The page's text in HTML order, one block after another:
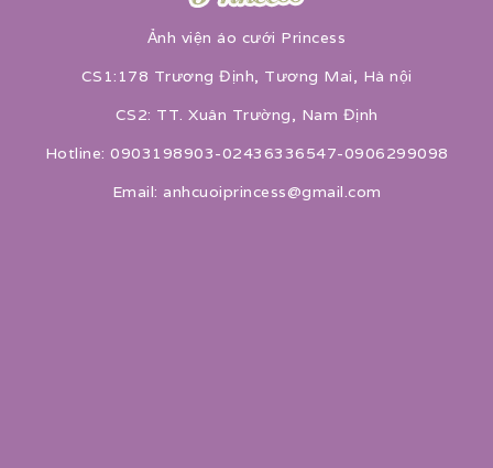
Ảnh viện áo cưới Princess
CS1:178 Trương Định, Tương Mai, Hà nội
CS2: TT. Xuân Trường, Nam Định
Hotline: 0903198903-02436336547-0906299098
Email: anhcuoiprincess@gmail.com